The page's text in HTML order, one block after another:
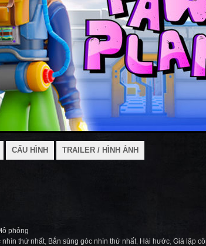
CẤU HÌNH TRAILER / HÌNH ẢNH
phỏng
nhìn thứ nhất, Bắn súng góc nhìn thứ nhất, Hài hước, Giả lập